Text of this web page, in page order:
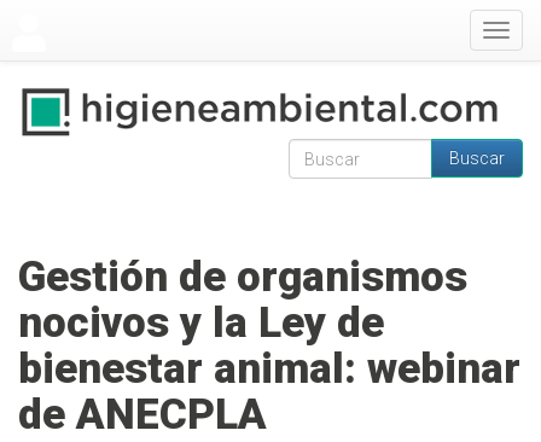
Formulario de
Buscar
Gestión de organismos
nocivos y la Ley de
bienestar animal: webinar
de ANECPLA